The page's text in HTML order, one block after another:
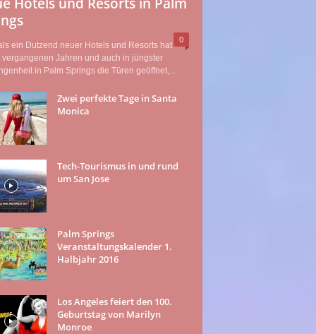
0
ein Dutzend neuer Hotels und Resorts hat
Jahren und auch in jüngster
in Palm Springs die Türen geöffnet,...
Zwei perfekte Tage in Santa
Monica
Tech-Tourismus in und rund
um San Jose
Palm Springs
Veranstaltungskalender 1.
Halbjahr 2016
Los Angeles feiert den 100.
Geburtstag von Marilyn
Monroe